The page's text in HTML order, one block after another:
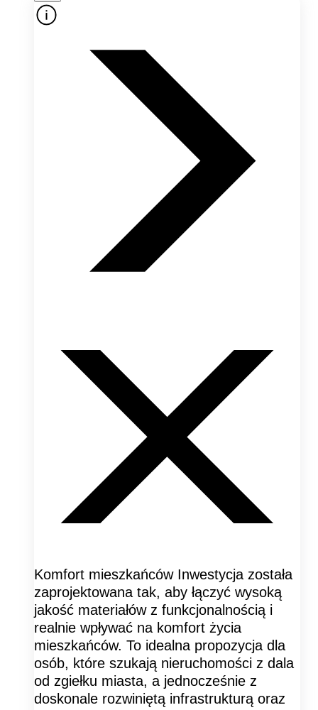
Komfort mieszkańców Inwestycja została
zaprojektowana tak, aby łączyć wysoką
jakość materiałów z funkcjonalnością i
realnie wpływać na komfort życia
mieszkańców. To idealna propozycja dla
osób, które szukają nieruchomości z dala
od zgiełku miasta, a jednocześnie z
doskonale rozwiniętą infrastrukturą oraz